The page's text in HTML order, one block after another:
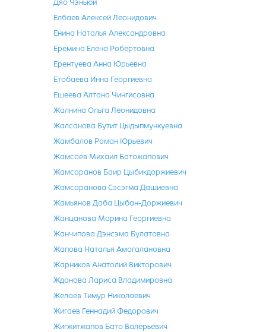
Дяо Чэньюй
Елбаев Алексей Леонидович
Енина Наталья Александровна
Еремина Елена Робертовна
Ерентуева Анна Юрьевна
Етобаева Инна Георгиевна
Ешеева Алтана Чингисовна
Жалнина Ольга Леонидовна
Жалсанова Бутит Цыдыпмункуевна
Жамбалов Роман Юрьевич
Жамсаев Михаил Батожапович
Жамсаранов Баир Цыбикдоржиевич
Жамсаранова Сэсэгма Дашиевна
Жамьянов Даба Цыбан-Доржиевич
Жанцанова Марина Георгиевна
Жанчипова Дэнсэма Булатовна
Жапова Наталья Амогалановна
Жарников Анатолий Викторович
Жданова Лариса Владимировна
Желаев Тимур Николаевич
Жигаев Геннадий Федорович
Жигжитжапов Бато Валерьевич